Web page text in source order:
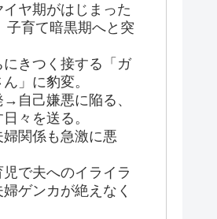
ヤ期がはじまった
子育て暗黒期へと突
きつく接する「ガ
」に豹変。
自己嫌悪に陥る、
々を送る。
婦関係も急激に悪
児で夫へのイライラ
ゲンカが絶えなく